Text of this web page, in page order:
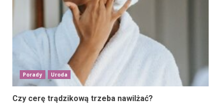
Porady Uroda
Czy cerę trądzikową trzeba nawilżać?